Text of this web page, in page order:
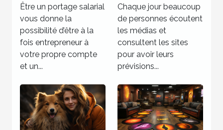
Être un portage salarial
vous donne la
possibilité d’être à la
fois entrepreneur à
votre propre compte
et un...
Chaque jour beaucoup
de personnes écoutent
les médias et
consultent les sites
pour avoir leurs
prévisions...